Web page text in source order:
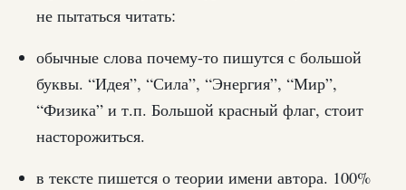
не пытаться читать:
обычные слова почему-то пишутся с большой
буквы. “Идея”, “Сила”, “Энергия”, “Мир”,
“Физика” и т.п. Большой красный флаг, стоит
насторожиться.
в тексте пишется о теории имени автора. 100%